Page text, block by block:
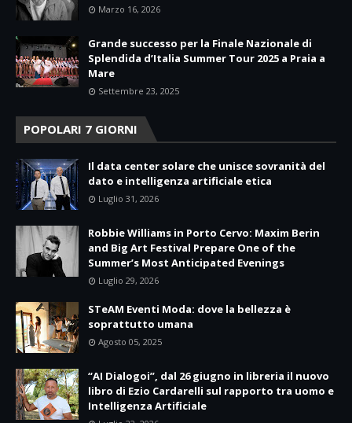
Marzo 16, 2026
Grande successo per la Finale Nazionale di
Splendida d’Italia Summer Tour 2025 a Praia a
Mare
Settembre 23, 2025
POPOLARI 7 GIORNI
Il data center solare che unisce sovranità del
dato e intelligenza artificiale etica
Luglio 31, 2026
Robbie Williams in Porto Cervo: Maxim Berin
and Big Art Festival Prepare One of the
Summer’s Most Anticipated Evenings
Luglio 29, 2026
STeAM Eventi Moda: dove la bellezza è
soprattutto umana
Agosto 05, 2025
“AI Dialogoi”, dal 26 giugno in libreria il nuovo
libro di Ezio Cardarelli sul rapporto tra uomo e
Intelligenza Artificiale